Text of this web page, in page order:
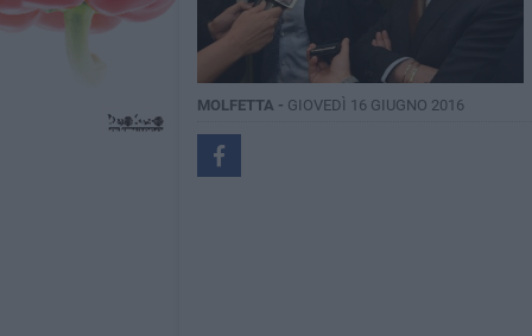
MOLFETTA - GIOVEDÌ 16 GIUGNO 2016